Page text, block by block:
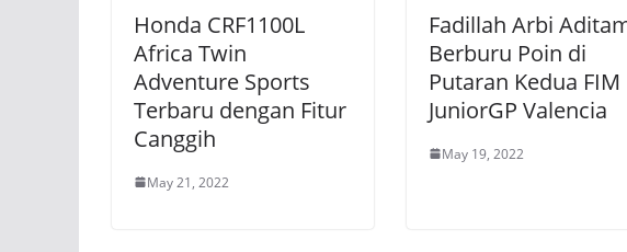
Honda CRF1100L
Africa Twin
Adventure Sports
Terbaru dengan Fitur
Canggih
May 21, 2022
Fadillah Arbi
Berburu Poin di
Putaran Kedua FIM
JuniorGP Valencia
May 19, 2022